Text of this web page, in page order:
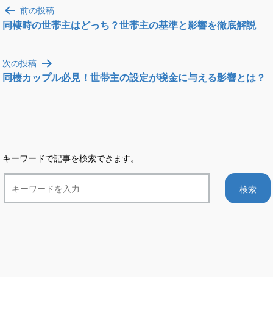
投
稿
ゲ
ー
前の投稿
同棲時の世帯主はどっち？世帯主の基準と影響を徹底解説
次の投稿
同棲カップル必見！世帯主の設定が税金に与える影響とは？
キーワードで記事を検索できます。